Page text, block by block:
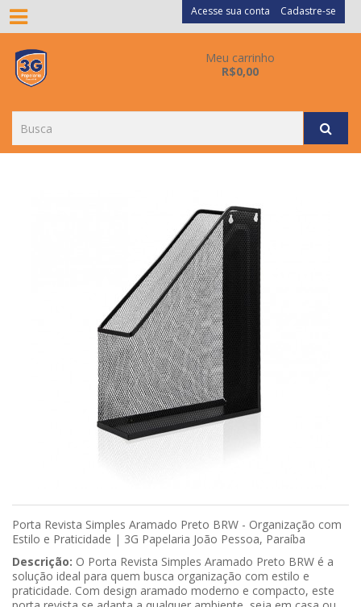
Acesse sua conta Cadastre-se
Meu carrinho
R$0,00
Porta Revista Simples Aramado Preto BRW - Organização com
Estilo e Praticidade | 3G Papelaria João Pessoa, Paraíba
Descrição: O Porta Revista Simples Aramado Preto BRW é a
solução ideal para quem busca organização com estilo e
praticidade. Com design aramado moderno e compacto, este